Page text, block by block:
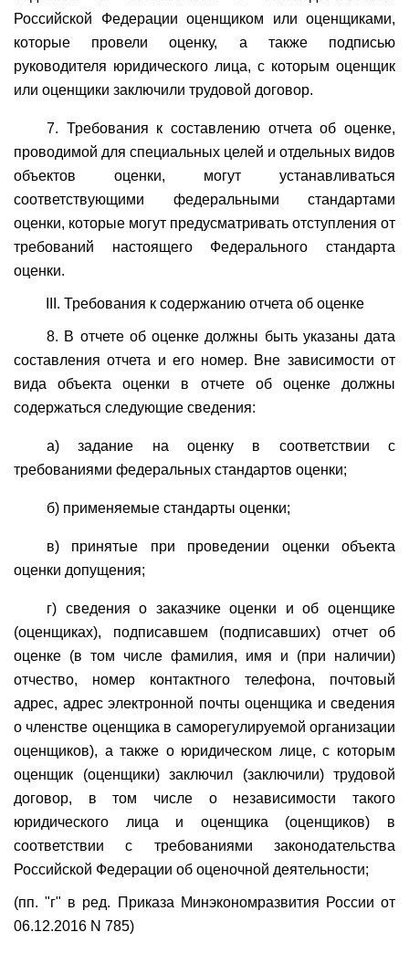
Российской Федерации оценщиком или оценщиками,
которые провели оценку, а также подписью
руководителя юридического лица, с которым оценщик
или оценщики заключили трудовой договор.
7. Требования к составлению отчета об оценке,
проводимой для специальных целей и отдельных видов
объектов оценки, могут устанавливаться
соответствующими федеральными стандартами
оценки, которые могут предусматривать отступления от
требований настоящего Федерального стандарта
оценки.
III. Требования к содержанию отчета об оценке
8. В отчете об оценке должны быть указаны дата
составления отчета и его номер. Вне зависимости от
вида объекта оценки в отчете об оценке должны
содержаться следующие сведения:
а) задание на оценку в соответствии с
требованиями федеральных стандартов оценки;
б) применяемые стандарты оценки;
в) принятые при проведении оценки объекта
оценки допущения;
г) сведения о заказчике оценки и об оценщике
(оценщиках), подписавшем (подписавших) отчет об
оценке (в том числе фамилия, имя и (при наличии)
отчество, номер контактного телефона, почтовый
адрес, адрес электронной почты оценщика и сведения
о членстве оценщика в саморегулируемой организации
оценщиков), а также о юридическом лице, с которым
оценщик (оценщики) заключил (заключили) трудовой
договор, в том числе о независимости такого
юридического лица и оценщика (оценщиков) в
соответствии с требованиями законодательства
Российской Федерации об оценочной деятельности;
(пп. "г" в ред. Приказа Минэкономразвития России от
06.12.2016 N 785)